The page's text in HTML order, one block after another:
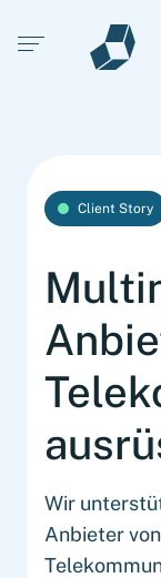
Open main menu
Client Story
Wir
Anbieter von